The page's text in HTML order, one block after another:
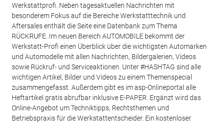
Werkstattprofi. Neben tagesaktuellen Nachrichten mit
besonderem Fokus auf die Bereiche Werkstatttechnik und
Aftersales enthält die Seite eine Datenbank zum Thema
RÜCKRUFE. Im neuen Bereich AUTOMOBILE bekommt der
Werkstatt-Profi einen Überblick über die wichtigsten Automarken
und Automodelle mit allen Nachrichten, Bildergalerien, Videos
sowie Rückruf- und Serviceaktionen. Unter #HASHTAG sind alle
wichtigen Artikel, Bilder und Videos zu einem Themenspecial
zusammengefasst. Außerdem gibt es im asp-Onlineportal alle
Heftartikel gratis abrufbar inklusive E-PAPER. Ergänzt wird das
Online-Angebot um Techniktipps, Rechtsthemen und
Betriebspraxis für die Werkstattentscheider. Ein kostenloser